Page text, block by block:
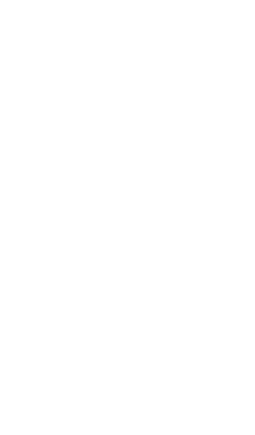
modificación del Plan
nuevas viviendas
diseño de una